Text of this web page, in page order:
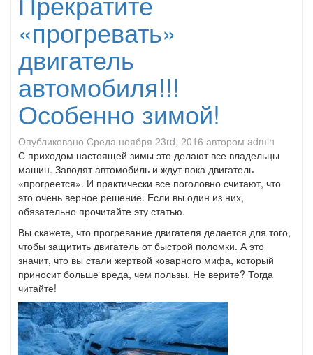
«прогревать»
двигатель
автомобиля!!!
Особенно зимой!
Опубликовано Среда ноября 23rd, 2016 автором admin
С приходом настоящей зимы это делают все владельцы
машин. Заводят автомобиль и ждут пока двигатель
«прогреется». И практически все поголовно считают, что
это очень верное решение. Если вы один из них,
обязательно прочитайте эту статью.
Вы скажете, что прогревание двигателя делается для того,
чтобы защитить двигатель от быстрой поломки. А это
значит, что вы стали жертвой коварного мифа, который
приносит больше вреда, чем пользы. Не верите? Тогда
читайте!